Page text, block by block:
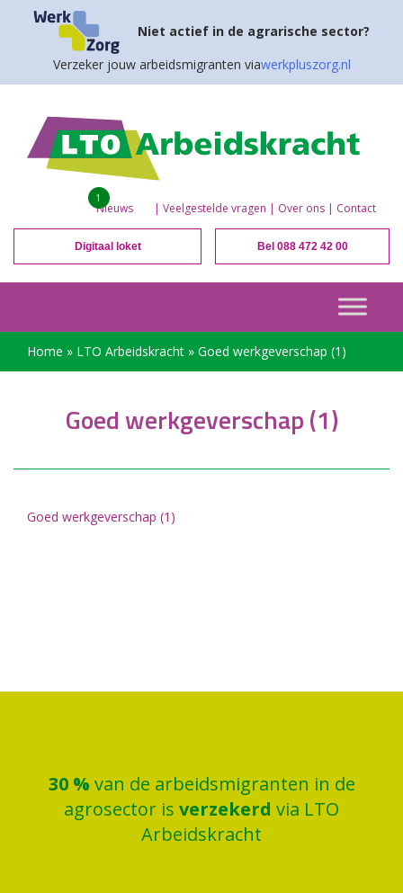
Niet actief in de agrarische sector?
Verzeker jouw arbeidsmigranten viawerkpluszorg.nl
Nieuws
1
| Veelgestelde vragen | Over ons | Contact
Digitaal loket Bel 088 472 42 00
Home » LTO Arbeidskracht » Goed werkgeverschap (1)
Goed werkgeverschap (1)
Goed werkgeverschap (1)
30 % van de arbeidsmigranten in de
agrosector is verzekerd via LTO
Arbeidskracht